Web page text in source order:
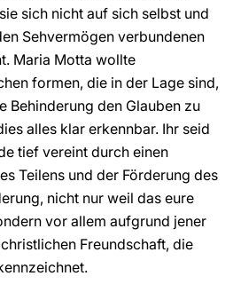
sich nicht auf sich selbst und
Sehvermögen verbundenen
Maria Motta wollte
formen, die in der Lage sind,
Behinderung den Glauben zu
alles klar erkennbar. Ihr seid
tief vereint durch einen
Teilens und der Förderung des
nicht nur weil das eure
vor allem aufgrund jener
Freundschaft, die